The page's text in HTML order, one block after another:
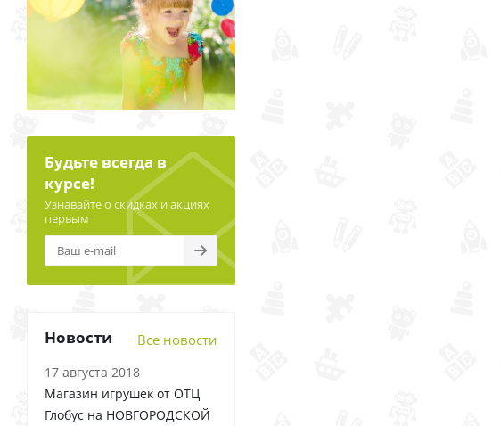
Будьте всегда в
курсе!
Узнавайте о скидках и акциях
первым
Новости Все новости
17 августа 2018
Магазин игрушек от ОТЦ
Глобус на НОВГОРОДСКОЙ